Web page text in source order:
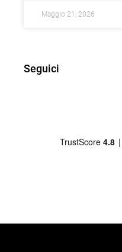
Maggio 21, 2026
Seguici